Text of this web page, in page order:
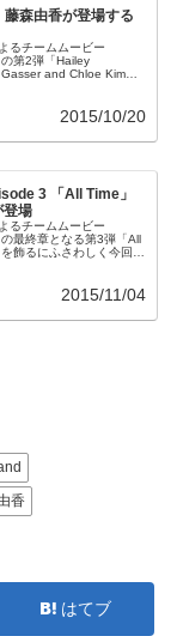
森由香が登場する
るチームムービー
第2弾「Hailey
and Chloe Kim」
2015/10/20
3 「All Time」
登場
るチームムービー
最終章となる第3弾「All
2015/11/04
香
はてブ